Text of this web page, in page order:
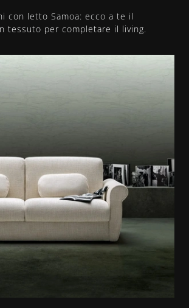
con letto Samoa: ecco a te il
tessuto per completare il living.